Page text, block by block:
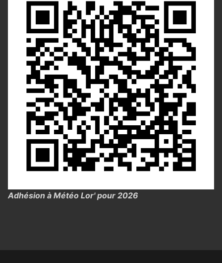
Adhésion à Météo Lor' pour 2026